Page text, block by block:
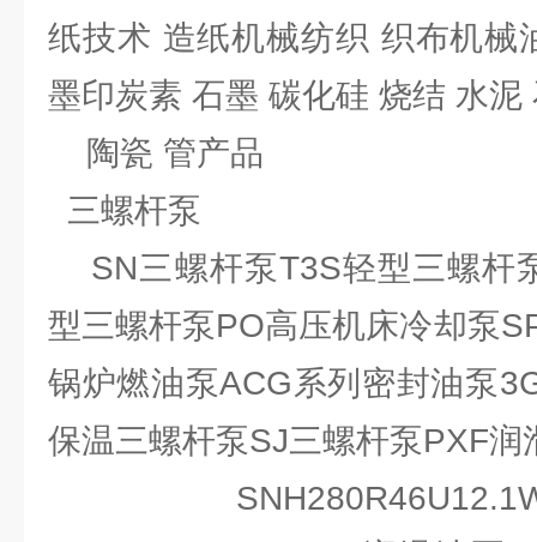
纸技术 造纸机械纺织 织布机械
墨印炭素 石墨 碳化硅 烧结 水泥
陶瓷 管产品
三螺杆泵
SN三螺杆泵T3S轻型三螺杆
型三螺杆泵PO高压机床冷却泵
锅炉燃油泵ACG系列密封油泵
保温三螺杆泵SJ三螺杆泵PXF润